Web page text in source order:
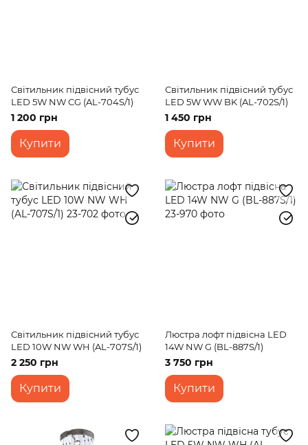
Світильник підвісний тубус
LED 5W NW CG (AL-704S/1)
1 200 грн
Купити
Світильник підвісний тубус
LED 5W WW BK (AL-702S/1)
1 450 грн
Купити
Світильник підвісний тубус
LED 10W NW WH (AL-707S/1)
2 250 грн
Купити
Люстра лофт підвісна LED
14W NW G (BL-887S/1)
3 750 грн
Купити